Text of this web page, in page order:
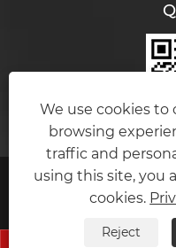
Copyright © 2024
Sitemap
We use cookies to
browsing
traffic and
using this site, you
cookies.
Reject